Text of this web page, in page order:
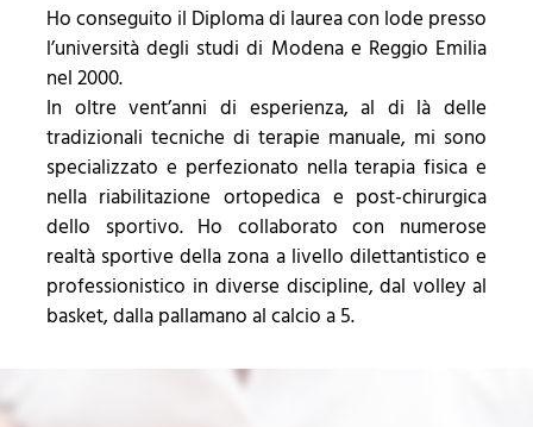
Ho conseguito il Diploma di laurea con lode presso
l’università degli studi di Modena e Reggio Emilia
nel 2000.
In oltre vent’anni di esperienza, al di là delle
tradizionali tecniche di terapie manuale, mi sono
specializzato e perfezionato nella terapia fisica e
nella riabilitazione ortopedica e post-chirurgica
dello sportivo. Ho collaborato con numerose
realtà sportive della zona a livello dilettantistico e
professionistico in diverse discipline, dal volley al
basket, dalla pallamano al calcio a 5.